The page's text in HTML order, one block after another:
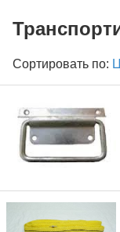
Сортировать по: